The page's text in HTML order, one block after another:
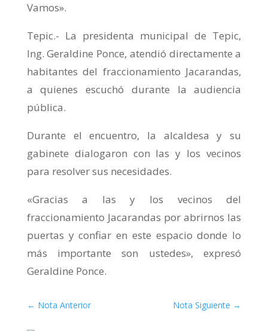
Vamos».
Tepic.- La presidenta municipal de Tepic,
Ing. Geraldine Ponce, atendió directamente a
habitantes del fraccionamiento Jacarandas,
a quienes escuchó durante la audiencia
pública.
Durante el encuentro, la alcaldesa y su
gabinete dialogaron con las y los vecinos
para resolver sus necesidades.
«Gracias a las y los vecinos del
fraccionamiento Jacarandas por abrirnos las
puertas y confiar en este espacio donde lo
más importante son ustedes», expresó
Geraldine Ponce.
← Nota Anterior Nota Siguiente →